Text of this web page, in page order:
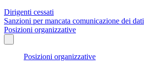
Dirigenti cessati
Sanzioni per mancata comunicazione dei dati
Posizioni organizzative
Posizioni organizzative